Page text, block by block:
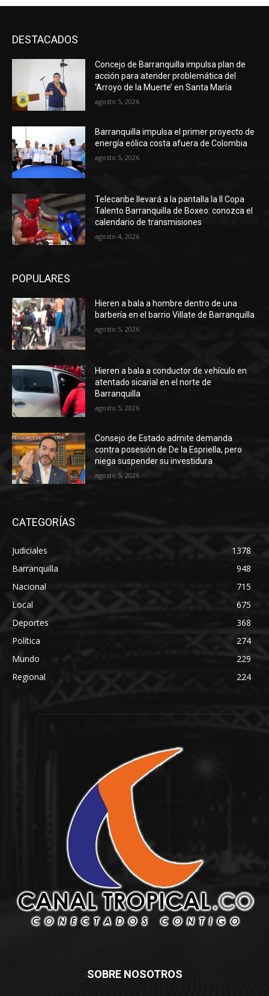
DESTACADOS
Concejo de Barranquilla impulsa plan de
acción para atender problemática del
‘Arroyo de la Muerte’ en Santa María
agosto 5, 2026
Barranquilla impulsa el primer proyecto de
energía eólica costa afuera de Colombia
agosto 5, 2026
Telecaribe llevará a la pantalla la II Copa
Talento Barranquilla de Boxeo: conozca el
calendario de transmisiones
agosto 4, 2026
POPULARES
Hieren a bala a hombre dentro de una
barbería en el barrio Villate de Barranquilla
agosto 5, 2026
Hieren a bala a conductor de vehículo en
atentado sicarial en el norte de
Barranquilla
agosto 5, 2026
Consejo de Estado admite demanda
contra posesión de De la Espriella, pero
niega suspender su investidura
agosto 5, 2026
CATEGORÍAS
Judiciales
1378
Barranquilla
948
Nacional
715
Local
675
Deportes
368
Política
274
Mundo
229
Regional
224
SOBRE NOSOTROS